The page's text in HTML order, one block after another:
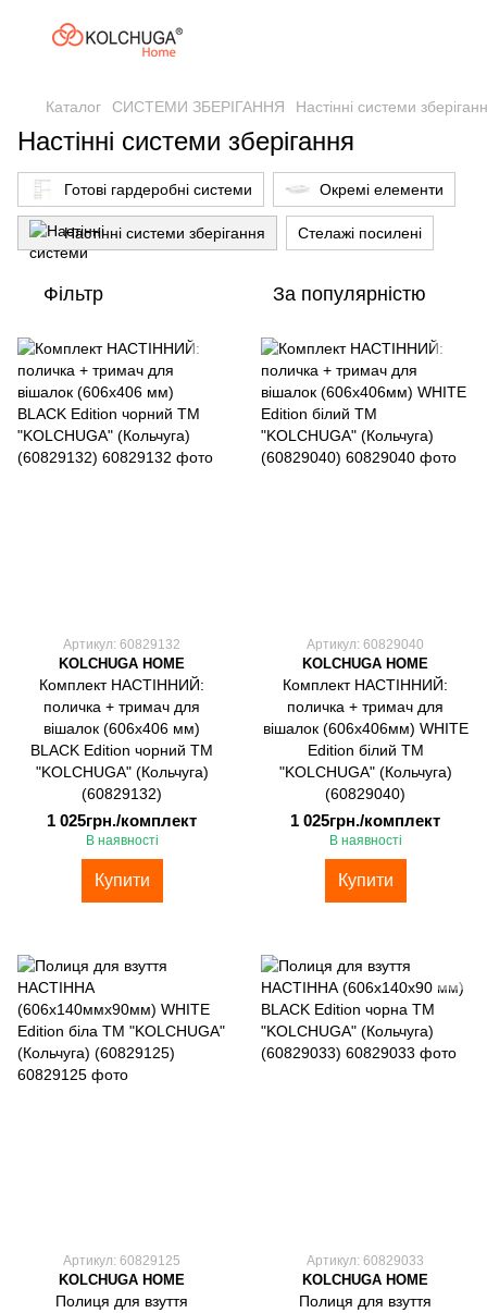
Каталог СИСТЕМИ ЗБЕРІГАННЯ Настінні системи
Настінні системи зберігання
Готові гардеробні системи Окремі елементи
Настінні системи зберігання Стелажі посилені
Фільтр За популярністю
Артикул: 60829132
KOLCHUGA HOME
Комплект НАСТІННИЙ:
поличка + тримач для
вішалок (606х406 мм)
BLACK Edition чорний ТМ
"KOLCHUGA" (Кольчуга)
(60829132)
1 025грн./комплект
В наявності
Купити
Артикул: 60829040
KOLCHUGA HOME
Комплект НАСТІННИЙ:
поличка + тримач для
вішалок (606х406мм) WHITE
Edition білий ТМ
"KOLCHUGA" (Кольчуга)
(60829040)
1 025грн./комплект
В наявності
Купити
Артикул: 60829125
KOLCHUGA HOME
Полиця для взуття
Артикул: 60829033
KOLCHUGA HOME
Полиця для взуття